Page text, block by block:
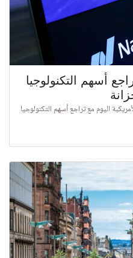
أسهم التكنولوجيا
اليوم مع تراجع أسهم التكنولوجيا